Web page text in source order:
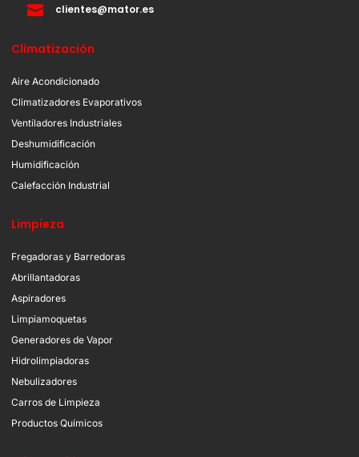
clientes@mator.es
Climatización
Aire Acondicionado
Climatizadores Evaporativos
Ventiladores Industriales
Deshumidificación
Humidificación
Calefacción Industrial
Limpieza
Fregadoras y Barredoras
Abrillantadoras
Aspiradores
Limpiamoquetas
Generadores de Vapor
Hidrolimpiadoras
Nebulizadores
Carros de Limpieza
Productos Químicos